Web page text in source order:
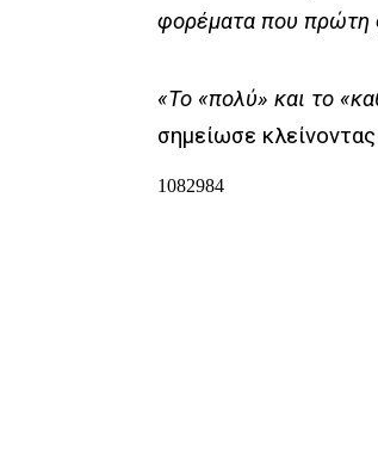
φορέματα που πρώτη
«Το «πολύ» και το
σημείωσε